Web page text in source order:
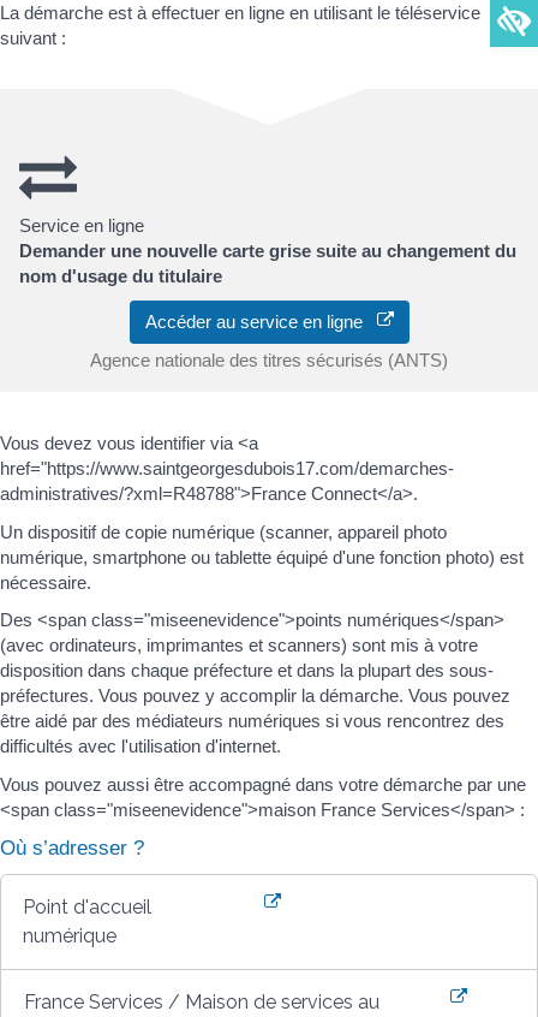
La démarche est à effectuer en ligne en utilisant le téléservice
suivant :
Service en ligne
Demander une nouvelle carte grise suite au changement du
nom d'usage du titulaire
Accéder au service en ligne
Agence nationale des titres sécurisés (ANTS)
Vous devez vous identifier via <a
href="https://www.saintgeorgesdubois17.com/demarches-
administratives/?xml=R48788">France Connect</a>.
Un dispositif de copie numérique (scanner, appareil photo
numérique, smartphone ou tablette équipé d'une fonction photo) est
nécessaire.
Des <span class="miseenevidence">points numériques</span>
(avec ordinateurs, imprimantes et scanners) sont mis à votre
disposition dans chaque préfecture et dans la plupart des sous-
préfectures. Vous pouvez y accomplir la démarche. Vous pouvez
être aidé par des médiateurs numériques si vous rencontrez des
difficultés avec l'utilisation d'internet.
Vous pouvez aussi être accompagné dans votre démarche par une
<span class="miseenevidence">maison France Services</span> :
Où s’adresser ?
Point d'accueil
numérique
France Services / Maison de services au